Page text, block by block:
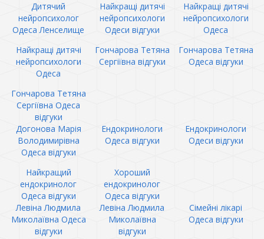
Дитячий
нейропсихолог
Одеса Ленселище
Найкращі дитячі
нейропсихологи
Одеси відгуки
Найкращі дитячі
нейропсихологи
Одеса
Найкращі дитячі
нейропсихологи
Одеса
Гончарова Тетяна
Сергіївна відгуки
Гончарова Тетяна
Одеса відгуки
Гончарова Тетяна
Сергіївна Одеса
відгуки
Догонова Марія
Володимирівна
Одеса відгуки
Ендокринологи
Одеса відгуки
Ендокринологи
Одеси відгуки
Найкращий
ендокринолог
Одеса відгуки
Хороший
ендокринолог
Одеса відгуки
Левіна Людмила
Миколаївна Одеса
відгуки
Левіна Людмила
Миколаївна
відгуки
Сімейні лікарі
Одеса відгуки